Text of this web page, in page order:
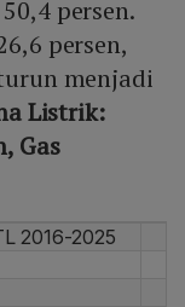
persen.
persen,
menjadi
Listrik:
Gas
2016-2025